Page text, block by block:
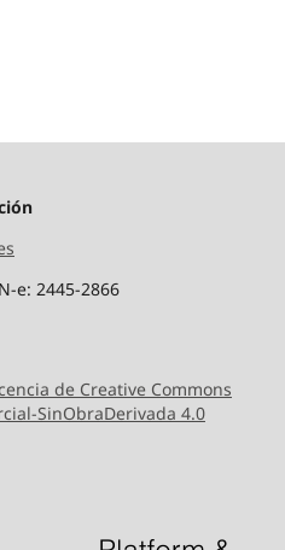
e: 2445-2866
de Creative Commons
SinObraDerivada 4.0